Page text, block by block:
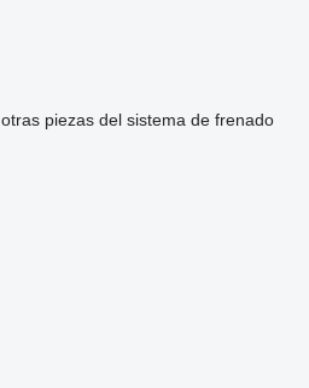
otras piezas del sistema de frenado